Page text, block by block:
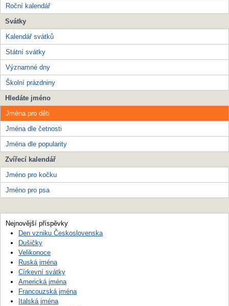
Roční kalendář
Svátky
Kalendář svátků
Státní svátky
Významné dny
Školní prázdniny
Hledáte jméno
Jména pro děti
Jména dle četnosti
Jména dle popularity
Zvířecí kalendář
Jméno pro kočku
Jméno pro psa
Nejnovější příspěvky
Den vzniku Československa
Dušičky
Velikonoce
Ruská jména
Církevní svátky
Americká jména
Francouzská jména
Italská jména